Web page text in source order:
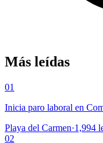
Más leídas
01
Inicia paro laboral en
Playa del Carmen·1,994
02